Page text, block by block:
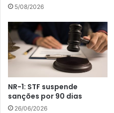
5/08/2026
NR-1: STF suspende
sanções por 90 dias
26/06/2026